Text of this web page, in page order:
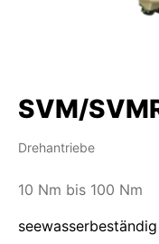
SVM/
Drehantriebe
10 Nm bis 100 Nm